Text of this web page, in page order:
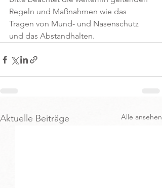
Regeln und Maßnahmen wie das
Tragen von Mund- und Nasenschutz
und das Abstandhalten.
Aktuelle Beiträge Alle ansehen